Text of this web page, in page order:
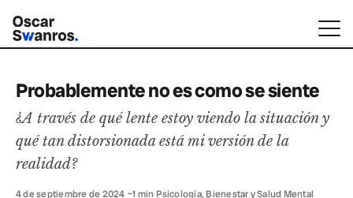
Probablemente no es como se siente
¿A través de qué lente estoy viendo la situación y
qué tan distorsionada está mi versión de la
realidad?
4 de septiembre de 2024 ~1 min Psicología, Bienestar y Salud Mental